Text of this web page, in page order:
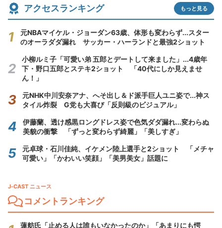
アクセスランキング もっと見る
元NBAマイケル・ジョーダン63歳、体形も変わらず...スター
のオーラダダ漏れ サッカー・ハーランドと最強2ショット
小柳ルミ子「可愛い弟 五郎とデートして来ました」...4歳年
下・野口五郎とステキ2ショット 「40代にしか見えませ
ん！」
元NHK中川安奈アナ、へそ出し＆ド派手巨人ユニ姿で...神ス
タイル炸裂 G党も大喜び「反則級のビジュアル」
伊藤蘭、透け感黒ロングドレス姿で色気ダダ漏れ...変わらぬ
美貌の衝撃 「ずっと変わらず綺麗」「美しすぎ」
元卓球・石川佳純、イケメン陸上選手と2ショット 「メチャ
可愛い」「かわいい笑顔」「美男美女」話題に
J-CAST ニュース
コメントランキング
蓮舫氏「止める人は誰もいなかったのか」「あまりにも愕